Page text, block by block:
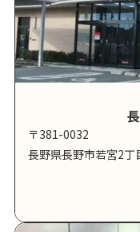
〒381-0032
長野県長野市若宮2丁